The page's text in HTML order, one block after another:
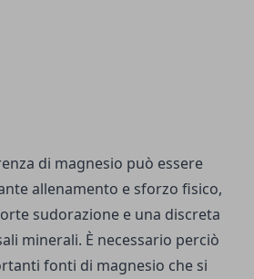
di magnesio può essere
allenamento e sforzo fisico,
sudorazione e una discreta
minerali. È necessario perciò
fonti di magnesio che si